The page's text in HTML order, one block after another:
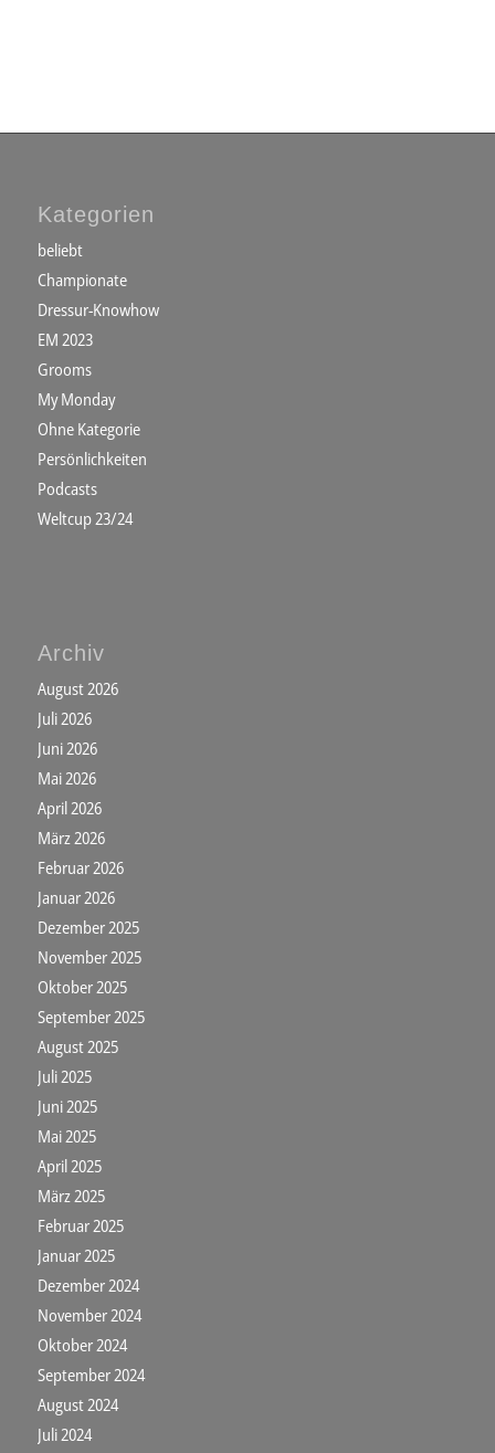
Kategorien
beliebt
Championate
Dressur-Knowhow
EM 2023
Grooms
My Monday
Ohne Kategorie
Persönlichkeiten
Podcasts
Weltcup 23/24
Archiv
August 2026
Juli 2026
Juni 2026
Mai 2026
April 2026
März 2026
Februar 2026
Januar 2026
Dezember 2025
November 2025
Oktober 2025
September 2025
August 2025
Juli 2025
Juni 2025
Mai 2025
April 2025
März 2025
Februar 2025
Januar 2025
Dezember 2024
November 2024
Oktober 2024
September 2024
August 2024
Juli 2024